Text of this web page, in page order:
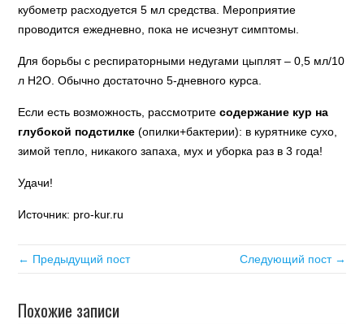
кубометр расходуется 5 мл средства. Мероприятие
проводится ежедневно, пока не исчезнут симптомы.
Для борьбы с респираторными недугами цыплят – 0,5 мл/10
л Н2О. Обычно достаточно 5-дневного курса.
Если есть возможность, рассмотритесодержание кур на
глубокой подстилке (опилки+бактерии): в курятнике сухо,
зимой тепло, никакого запаха, мух и уборка раз в 3 года!
Удачи!
Источник: pro-kur.ru
← Предыдущий пост Следующий пост →
Похожие записи